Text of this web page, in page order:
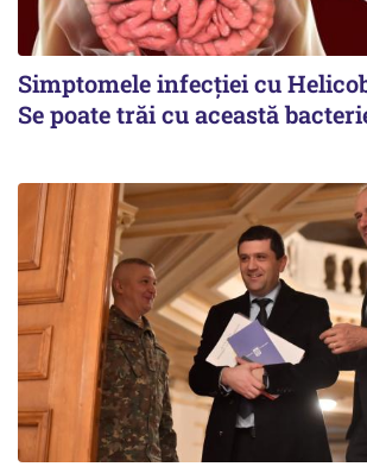
Simptomele infecției cu
Se poate trăi cu această